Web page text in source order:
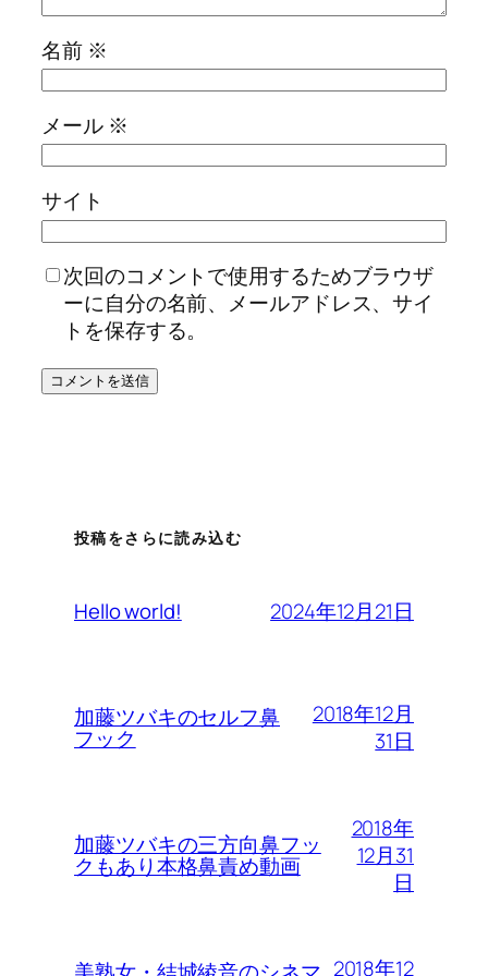
名前 ※
メール ※
サイト
次回のコメントで使用するためブラウザ
ーに自分の名前、メールアドレス、サイ
トを保存する。
投稿をさらに読み込む
Hello world! 2024年12月21日
加藤ツバキのセルフ鼻
フック
2018年12月
31日
加藤ツバキの三方向鼻フッ
クもあり本格鼻責め動画
2018年
12月31
日
2018年12